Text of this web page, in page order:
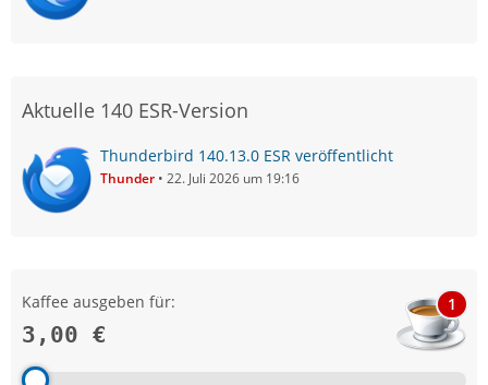
Aktuelle 140 ESR-Version
Thunderbird 140.13.0 ESR veröffentlicht
Thunder 22. Juli 2026 um 19:16
Kaffee ausgeben für:
3,00 €
1